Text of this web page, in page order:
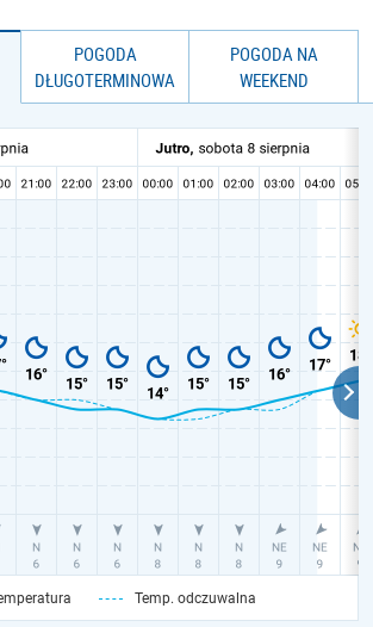
POGODA
DŁUGOTERMINOWA
POGODA NA
WEEKEND
Temp. odczuwalna